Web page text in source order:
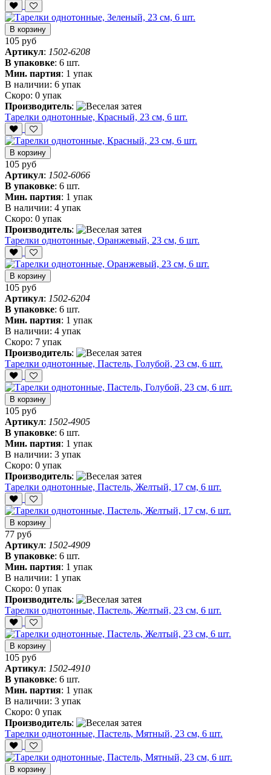
В корзину
105 руб
Артикул: 1502-6208
В упаковке: 6 шт.
Мин. партия: 1 упак
В наличии: 6 упак
Скоро: 0 упак
Производитель:
Тарелки однотонные, Красный, 23 см, 6 шт.
В корзину
105 руб
Артикул: 1502-6066
В упаковке: 6 шт.
Мин. партия: 1 упак
В наличии: 4 упак
Скоро: 0 упак
Производитель:
Тарелки однотонные, Оранжевый, 23 см, 6 шт.
В корзину
105 руб
Артикул: 1502-6204
В упаковке: 6 шт.
Мин. партия: 1 упак
В наличии: 4 упак
Скоро: 7 упак
Производитель:
Тарелки однотонные, Пастель, Голубой, 23 см, 6 шт.
В корзину
105 руб
Артикул: 1502-4905
В упаковке: 6 шт.
Мин. партия: 1 упак
В наличии: 3 упак
Скоро: 0 упак
Производитель:
Тарелки однотонные, Пастель, Желтый, 17 см, 6 шт.
В корзину
77 руб
Артикул: 1502-4909
В упаковке: 6 шт.
Мин. партия: 1 упак
В наличии: 1 упак
Скоро: 0 упак
Производитель:
Тарелки однотонные, Пастель, Желтый, 23 см, 6 шт.
В корзину
105 руб
Артикул: 1502-4910
В упаковке: 6 шт.
Мин. партия: 1 упак
В наличии: 3 упак
Скоро: 0 упак
Производитель:
Тарелки однотонные, Пастель, Мятный, 23 см, 6 шт.
В корзину